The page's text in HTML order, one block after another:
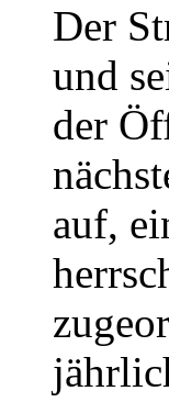
Der
und
der
auf,